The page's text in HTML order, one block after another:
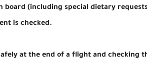
board (including special dietary
is checked.
at the end of a flight and checking